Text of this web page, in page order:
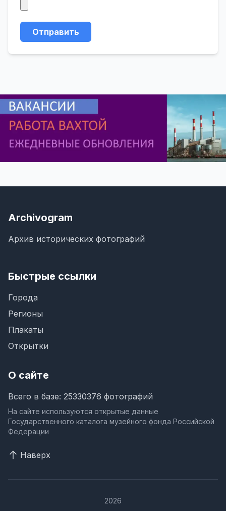
Отправить
Archivogram
Архив исторических фотографий
Быстрые ссылки
Города
Регионы
Плакаты
Открытки
О сайте
Всего в базе: 25330376 фотографий
На сайте используются открытые данные
Государственного каталога музейного фонда Российской
Федерации
Наверх
2026